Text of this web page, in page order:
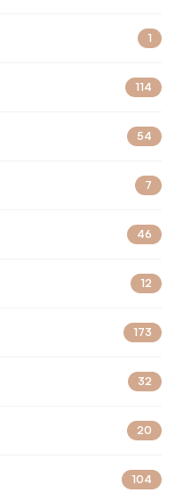
1
114
54
7
46
12
173
32
20
104